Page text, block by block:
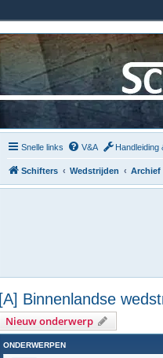
Snelle links V&A Handleiding
Schifters Wedstrijden Archief
[A] Binnenlandse
Nieuw onderwerp
ONDERWERPEN